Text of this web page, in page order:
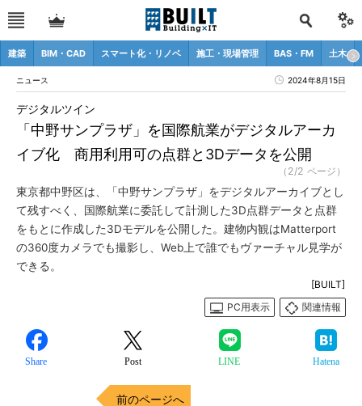
建築 BIM・CAD スマート化・リノベ 施工・現場管理 BAS・FM 土木
ニュース 2024年8月15日
「中野サンプラザ」を国際航業がデジタルアーカ
イブ化 商用利用可の点群と3Dデータを公開
デジタルツイン
（2/2 ページ）
東京都中野区は、「中野サンプラザ」をデジタルアーカイブとし
て残すべく、国際航業に委託して計測した3D点群データと点群
をもとに作成した3Dモデルを公開した。建物内観はMatterport
の360度カメラでも撮影し、Web上で誰でもヴァーチャル見学が
できる。
[BUILT]
PC用表示
関連情報
Share Post LINE Hatena
前のページへ